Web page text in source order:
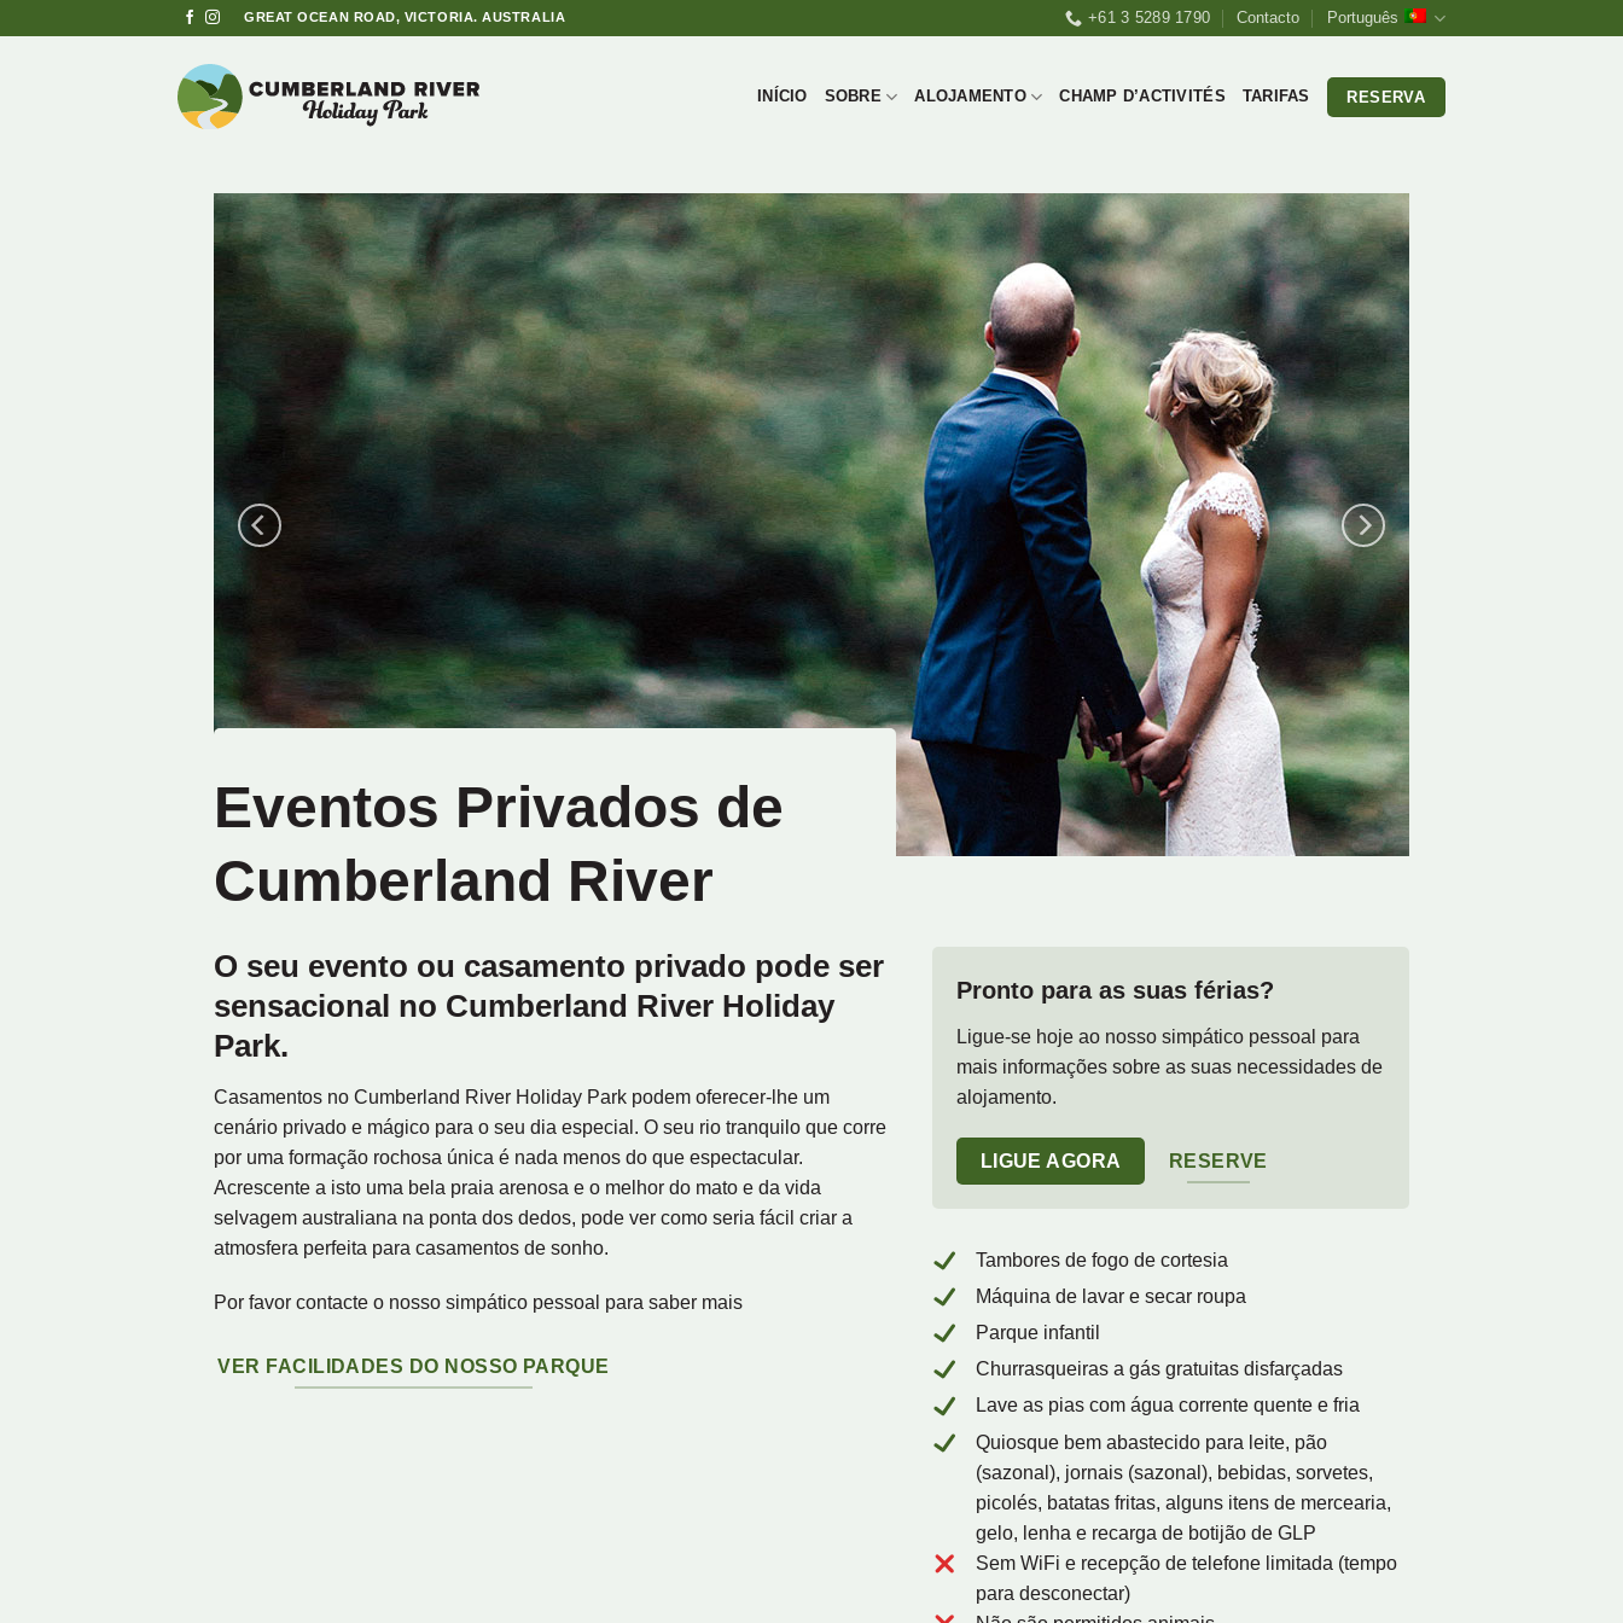
GREAT OCEAN ROAD, VICTORIA. AUSTRALIA +61 3 5289 1790 Contacto Português
INÍCIO SOBRE ALOJAMENTO CHAMP D’ACTIVITÉS TARIFAS RESERVA
Eventos Privados de
Cumberland River
O seu evento ou casamento privado pode ser
sensacional no Cumberland River Holiday
Park.
Casamentos no Cumberland River Holiday Park podem oferecer-lhe um
cenário privado e mágico para o seu dia especial. O seu rio tranquilo que corre
por uma formação rochosa única é nada menos do que espectacular.
Acrescente a isto uma bela praia arenosa e o melhor do mato e da vida
selvagem australiana na ponta dos dedos, pode ver como seria fácil criar a
atmosfera perfeita para casamentos de sonho.
Por favor contacte o nosso simpático pessoal para saber mais
VER FACILIDADES DO NOSSO PARQUE
Pronto para as suas férias?
Ligue-se hoje ao nosso simpático pessoal para
mais informações sobre as suas necessidades de
alojamento.
LIGUE AGORA RESERVE
Tambores de fogo de cortesia
Máquina de lavar e secar roupa
Parque infantil
Churrasqueiras a gás gratuitas disfarçadas
Lave as pias com água corrente quente e fria
Quiosque bem abastecido para leite, pão
(sazonal), jornais (sazonal), bebidas, sorvetes,
picolés, batatas fritas, alguns itens de mercearia,
gelo, lenha e recarga de botijão de GLP
Sem WiFi e recepção de telefone limitada (tempo
para desconectar)